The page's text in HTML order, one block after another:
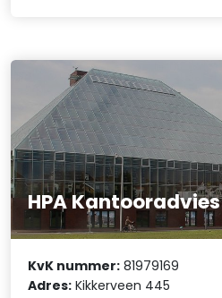
HPA Kantooradvies
KvK nummer: 81979169
Adres: Kikkerveen 445